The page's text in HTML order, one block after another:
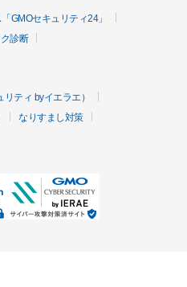
GMOセキュリティ24」
診断
ティ byイエラエ）
なりすまし対策